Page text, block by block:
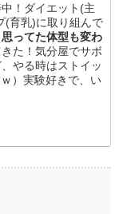
！ダイエット(主
(育乳)に取り組んで
思ってた体型も変わ
た！気分屋でサボ
やる時はストイッ
）実験好きで、い